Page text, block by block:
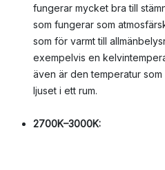
fungerar mycket bra till
som fungerar som
som för varmt till
exempelvis en
även är den temperatur
ljuset i ett rum.
2700K–3000K: